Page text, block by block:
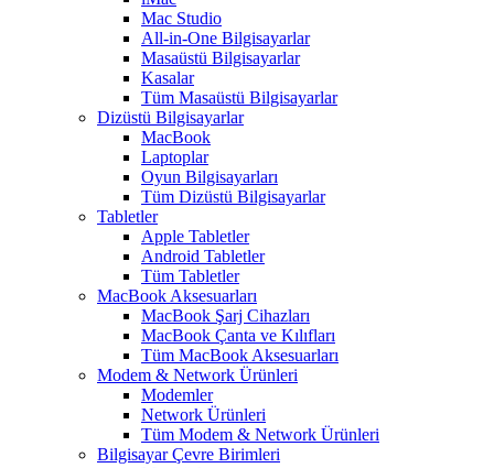
Mac Studio
All-in-One Bilgisayarlar
Masaüstü Bilgisayarlar
Kasalar
Tüm Masaüstü Bilgisayarlar
Dizüstü Bilgisayarlar
MacBook
Laptoplar
Oyun Bilgisayarları
Tüm Dizüstü Bilgisayarlar
Tabletler
Apple Tabletler
Android Tabletler
Tüm Tabletler
MacBook Aksesuarları
MacBook Şarj Cihazları
MacBook Çanta ve Kılıfları
Tüm MacBook Aksesuarları
Modem & Network Ürünleri
Modemler
Network Ürünleri
Tüm Modem & Network Ürünleri
Bilgisayar Çevre Birimleri